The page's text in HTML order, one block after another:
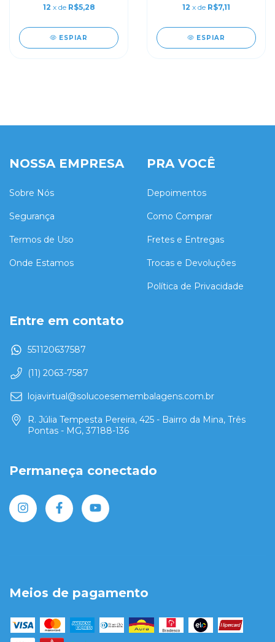
12 x de R$5,28
ESPIAR
12 x de R$7,11
ESPIAR
NOSSA EMPRESA
Sobre Nós
Segurança
Termos de Uso
Onde Estamos
PRA VOCÊ
Depoimentos
Como Comprar
Fretes e Entregas
Trocas e Devoluções
Política de Privacidade
Entre em contato
551120637587
(11) 2063-7587
lojavirtual@solucoesemembalagens.com.br
R. Júlia Tempesta Pereira, 425 - Bairro da Mina, Três
Pontas - MG, 37188-136
Permaneça conectado
Meios de pagamento